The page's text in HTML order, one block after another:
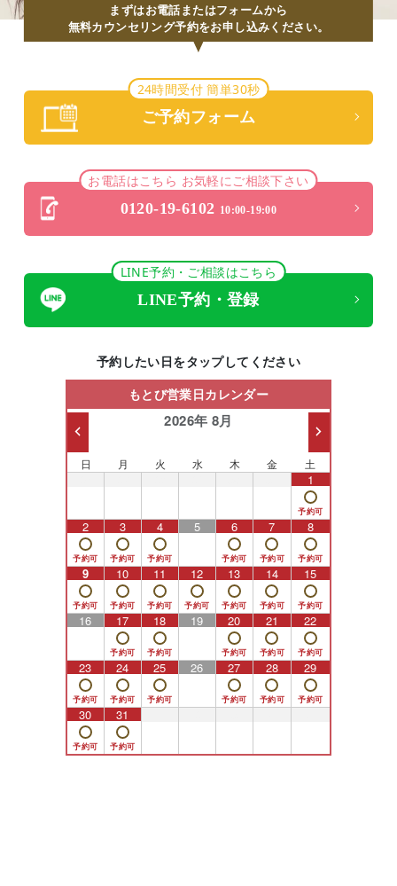
まずはお電話またはフォームから
無料カウンセリング予約をお申し込みください。
24時間受付 簡単30秒
ご予約フォーム
お電話はこちら お気軽にご相談下さい
0120-19-6102 10:00-19:00
LINE予約・ご相談はこちら
LINE予約・登録
予約したい日をタップしてください
もとび営業日カレンダー
2026年 8月
日 月 火 水 木 金 土
1
2 3 4 5 6 7 8
9 10 11 12 13 14 15
16 17 18 19 20 21 22
23 24 25 26 27 28 29
30 31